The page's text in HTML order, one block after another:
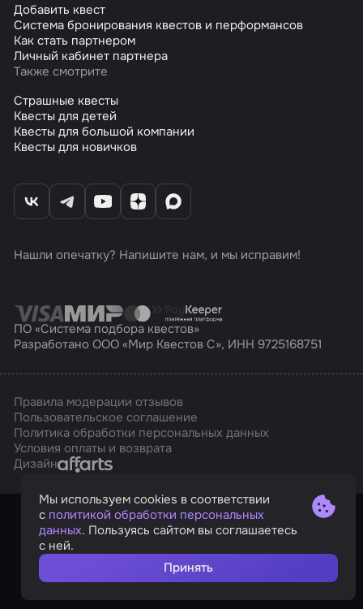
Добавить квест
Система бронирования квестов и перформансов
Как стать партнером
Личный кабинет партнера
Также смотрите
Страшные квесты
Квесты для детей
Квесты для большой компании
Квесты для новичков
Нашли опечатку? Напишите нам, и мы исправим!
ПО «Система подбора квестов»
Разработано ООО «Мир Квестов С», ИНН 9725168751
Правила модерации отзывов
Пользовательское соглашение
Политика обработки персональных данных
Условия оплаты и возврата
ДизайнAffarts
Мы используем cookies в соответствии
с политикой обработки персональных
данных. Пользуясь сайтом вы соглашаетесь
с ней.
Принять